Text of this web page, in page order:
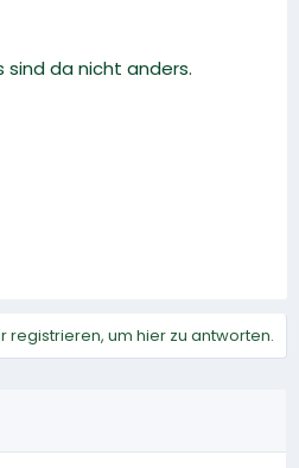
da nicht anders.
registrieren, um hier zu antworten.